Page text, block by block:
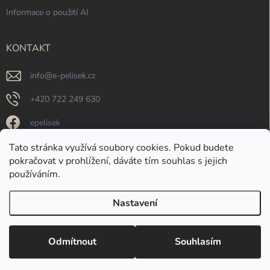
Tato stránka využívá soubory cookies. Pokud budete
pokračovat v prohlížení, dáváte tím souhlas s jejich
používáním.
Nastavení
Odmítnout Souhlasím
Informace o použití AI
KONTAKT
info@e-pelisek.cz
+420 722 249 630
epelisek
epelisek
https://www.youtube.com/@e-pelisek
Vytvořil Shoptet
Copyright 2026e-pelisek.cz. Všechna práva vyhrazena.Upravit nastavení